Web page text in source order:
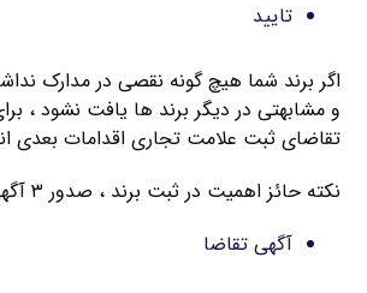
تایید
اگر برند شما هیچ گونه نقصی در مدارک
و مشابهتی در دیگر برند ها یافت نشود ،
تقاضای ثبت علامت تجاری اقدامات بعدی
نکته حائز اهمیت در ثبت برند ، صدور ۳ آگهی می باشد .
آگهی تقاضا